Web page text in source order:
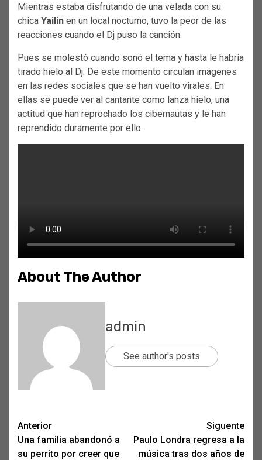
Mientras estaba disfrutando de una velada con su
chica Yailin en un local nocturno, tuvo la peor de las
reacciones cuando el Dj puso la canción.
Pues se molestó cuando sonó el tema y hasta le habría
tirado hielo al Dj. De este momento circulan imágenes
en las redes sociales que se han vuelto virales. En
ellas se puede ver al cantante como lanza hielo, una
actitud que han reprochado los cibernautas y le han
reprendido duramente por ello.
About The Author
admin
See author's posts
Post
navigation
Anterior
Una familia abandonó a
su perrito por creer que
Siguente
Paulo Londra regresa a la
música tras dos años de